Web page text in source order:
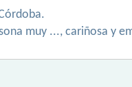
muy ..., cariñosa y